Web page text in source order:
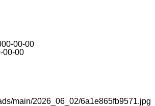
00-00
00-00
main/2026_06_02/6a1e865fb9571.jpg